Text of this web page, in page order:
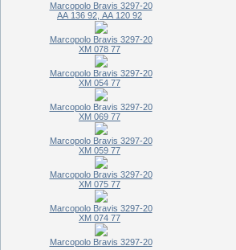
Marcopolo Bravis 3297-20
АА 136 92, АА 120 92
Marcopolo Bravis 3297-20
ХМ 078 77
Marcopolo Bravis 3297-20
ХМ 054 77
Marcopolo Bravis 3297-20
ХМ 069 77
Marcopolo Bravis 3297-20
ХМ 059 77
Marcopolo Bravis 3297-20
ХМ 075 77
Marcopolo Bravis 3297-20
ХМ 074 77
Marcopolo Bravis 3297-20